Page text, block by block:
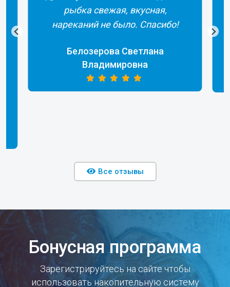
рыбка свежая, вкусная,
нареканий не было. Спасибо!
Белозерова Светлана
Владимировна
Все отзывы
Бонусная программа
Зарегистрируйтесь на сайте чтобы
использовать накопительную систему